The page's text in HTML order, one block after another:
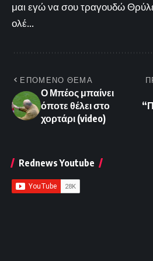
μαι εγώ να σου τραγουδώ
ολέ...
ΕΠΟΜΕΝΟ ΘΕΜΑ
Ο Μπέος μπαίνει
όποτε θέλει στο
χορτάρι (video)
Rednews Youtube